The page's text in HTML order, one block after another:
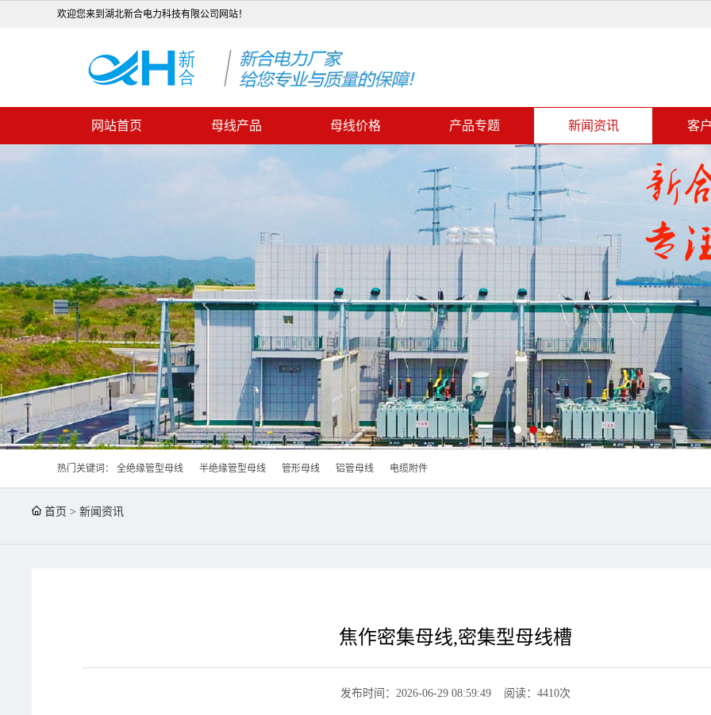
欢迎您来到湖北新合电力科技有限公司网站！
网站首页 母线产品 母线价格 产品专题 新闻资讯 客
热门关键词： 全绝缘管型母线 半绝缘管型母线 管形母线 铝管母线 电缆附件
首页 >新闻资讯
焦作密集母线,密集型母线槽
发布时间：2026-06-29 08:59:49 阅读：4410次